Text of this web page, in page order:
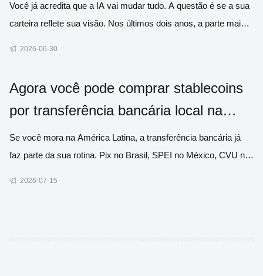
Você já acredita que a IA vai mudar tudo. A questão é se a sua
carteira reflete sua visão. Nos últimos dois anos, a parte mais
2026-06-30
Agora você pode comprar stablecoins
por transferência bancária local na
América Latina
Se você mora na América Latina, a transferência bancária já
faz parte da sua rotina. Pix no Brasil, SPEI no México, CVU na
2026-07-15